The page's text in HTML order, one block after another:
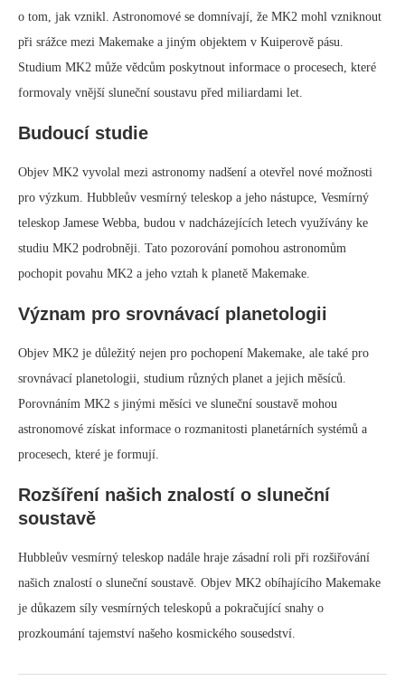
o tom, jak vznikl. Astronomové se domnívají, že MK2 mohl vzniknout
při srážce mezi Makemake a jiným objektem v Kuiperově pásu.
Studium MK2 může vědcům poskytnout informace o procesech, které
formovaly vnější sluneční soustavu před miliardami let.
Budoucí studie
Objev MK2 vyvolal mezi astronomy nadšení a otevřel nové možnosti
pro výzkum. Hubbleův vesmírný teleskop a jeho nástupce, Vesmírný
teleskop Jamese Webba, budou v nadcházejících letech využívány ke
studiu MK2 podrobněji. Tato pozorování pomohou astronomům
pochopit povahu MK2 a jeho vztah k planetě Makemake.
Význam pro srovnávací planetologii
Objev MK2 je důležitý nejen pro pochopení Makemake, ale také pro
srovnávací planetologii, studium různých planet a jejich měsíců.
Porovnáním MK2 s jinými měsíci ve sluneční soustavě mohou
astronomové získat informace o rozmanitosti planetárních systémů a
procesech, které je formují.
Rozšíření našich znalostí o sluneční
soustavě
Hubbleův vesmírný teleskop nadále hraje zásadní roli při rozšiřování
našich znalostí o sluneční soustavě. Objev MK2 obíhajícího Makemake
je důkazem síly vesmírných teleskopů a pokračující snahy o
prozkoumání tajemství našeho kosmického sousedství.